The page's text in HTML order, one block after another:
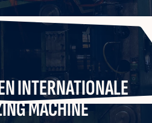
INTERNATIONALE
MACHINE